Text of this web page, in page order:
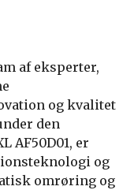
af eksperter,
og kvalitet
den
AF50D01, er
og
omrøring og